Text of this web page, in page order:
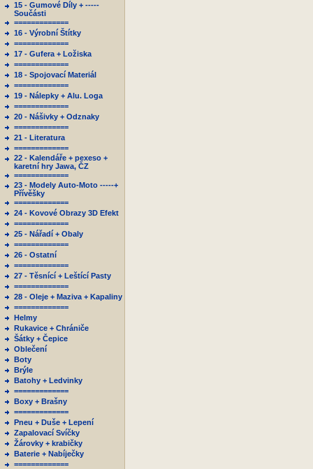
15 - Gumové Díly + -----
Součásti
=============
16 - Výrobní Štítky
=============
17 - Gufera + Ložiska
=============
18 - Spojovací Materiál
=============
19 - Nálepky + Alu. Loga
=============
20 - Nášivky + Odznaky
=============
21 - Literatura
=============
22 - Kalendáře + pexeso +
karetní hry Jawa, ČZ
=============
23 - Modely Auto-Moto -----+
Přívěšky
=============
24 - Kovové Obrazy 3D Efekt
=============
25 - Nářadí + Obaly
=============
26 - Ostatní
=============
27 - Těsnící + Leštící Pasty
=============
28 - Oleje + Maziva + Kapaliny
=============
Helmy
Rukavice + Chrániče
Šátky + Čepice
Oblečení
Boty
Brýle
Batohy + Ledvinky
=============
Boxy + Brašny
=============
Pneu + Duše + Lepení
Zapalovací Svíčky
Žárovky + krabičky
Baterie + Nabíječky
=============